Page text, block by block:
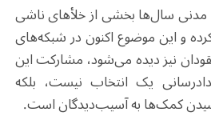
مدنی سال‌ها بخشی از خلأهای ناشی
کرده و این موضوع اکنون در شبکه‌های
نیز دیده می‌شود، مشارکت این
یک انتخاب نیست، بلکه
کمک‌ها به آسیب‌دیدگان است.